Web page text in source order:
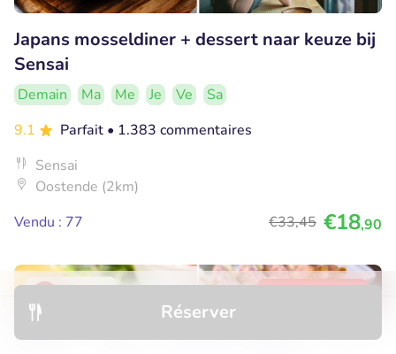
Réserver
Japans mosseldiner + dessert naar keuze bij
Sensai
Demain Ma Me Je Ve
Sa
9.1
Parfait • 1.383 commentaires
Sensai
Oostende (2km)
Vendu : 77
€33,45 €18,90